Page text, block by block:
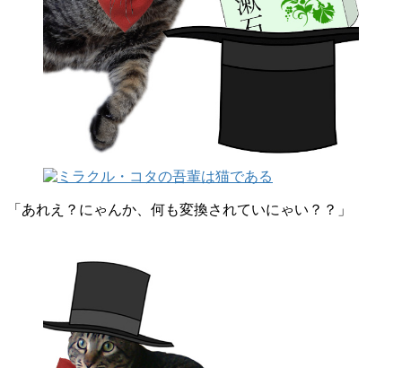
「あれえ？にゃんか、何も変換されていにゃい？？」